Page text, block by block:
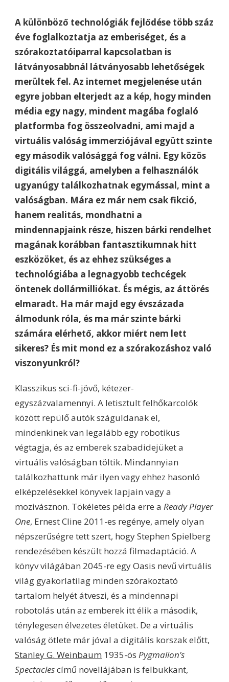
A különböző technológiák fejlődése több száz
éve foglalkoztatja az emberiséget, és a
szórakoztatóiparral kapcsolatban is
látványosabbnál látványosabb lehetőségek
merültek fel. Az internet megjelenése után
egyre jobban elterjedt az a kép, hogy minden
média egy nagy, mindent magába foglaló
platformba fog összeolvadni, ami majd a
virtuális valóság immerziójával együtt szinte
egy második valósággá fog válni. Egy közös
digitális világgá, amelyben a felhasználók
ugyanúgy találkozhatnak egymással, mint a
valóságban. Mára ez már nem csak fikció,
hanem realitás, mondhatni a
mindennapjaink része, hiszen bárki rendelhet
magának korábban fantasztikumnak hitt
eszközöket, és az ehhez szükséges a
technológiába a legnagyobb techcégek
öntenek dollármilliókat. És mégis, az áttörés
elmaradt. Ha már majd egy évszázada
álmodunk róla, és ma már szinte bárki
számára elérhető, akkor miért nem lett
sikeres? És mit mond ez a szórakozáshoz való
viszonyunkról?
Klasszikus sci-fi-jövő, kétezer-
egyszázvalamennyi. A letisztult felhőkarcolók
között repülő autók száguldanak el,
mindenkinek van legalább egy robotikus
végtagja, és az emberek szabadidejüket a
virtuális valóságban töltik. Mindannyian
találkozhattunk már ilyen vagy ehhez hasonló
elképzelésekkel könyvek lapjain vagy a
mozivásznon. Tökéletes példa erre a Ready Player
One, Ernest Cline 2011-es regénye, amely olyan
népszerűségre tett szert, hogy Stephen Spielberg
rendezésében készült hozzá filmadaptáció. A
könyv világában 2045-re egy Oasis nevű virtuális
világ gyakorlatilag minden szórakoztató
tartalom helyét átveszi, és a mindennapi
robotolás után az emberek itt élik a második,
ténylegesen élvezetes életüket. De a virtuális
valóság ötlete már jóval a digitális korszak előtt,
Stanley G. Weinbaum 1935-ös Pygmalion’s
Spectaclescímű novellájában is felbukkant,